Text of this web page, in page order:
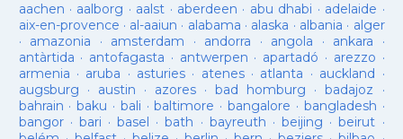
aachen · aalborg · aalst · aberdeen · abu dhabi · adelaide ·
aix-en-provence · al-aaiun · alabama · alaska · albania · alger
· amazonia · amsterdam · andorra · angola · ankara ·
antàrtida · antofagasta · antwerpen · apartadó · arezzo ·
armenia · aruba · asturies· atenes· atlanta · auckland ·
augsburg · austin · azores·bad homburg ·badajoz ·
bahrain ·baku · bali ·baltimore ·bangalore · bangladesh ·
bangor· bari ·basel ·bath · bayreuth ·beijing ·beirut ·